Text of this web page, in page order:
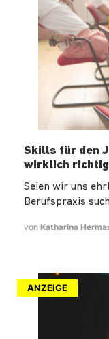
Skills für den
wirklich
Seien wir uns
Berufspraxis
von Katharina
ANZEIGE